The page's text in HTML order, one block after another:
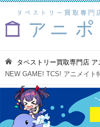
タペストリー買取専門店 ア
NEW GAME! TCS! アニメイト